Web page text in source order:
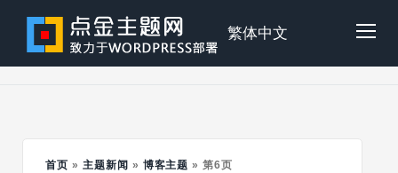
content
点
主
繁体中文
首页 » 主题新闻 » 博客主题 »第6页